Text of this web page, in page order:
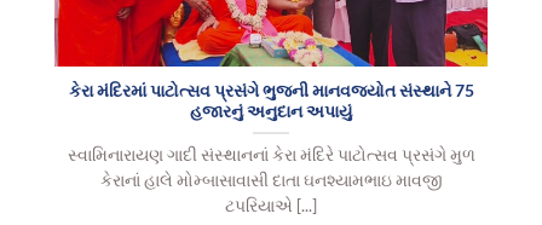
કેરા મંદિરમાં પાટોત્સવ પ્રસંગે ભુજની માનવજ્યોત સંસ્થાને 75
હજારનું અનુદાન અપાયું
સ્વામિનારાયણ ગાદી સંસ્થાનનાં કેરા મંદિરે પાટોત્સવ પ્રસંગે મુળ
કેરાનાં હાલે મોમ્બાસાવાસી દાતા ઘનશ્યામભાઇ માવજી
ટપરિયાએ [...]